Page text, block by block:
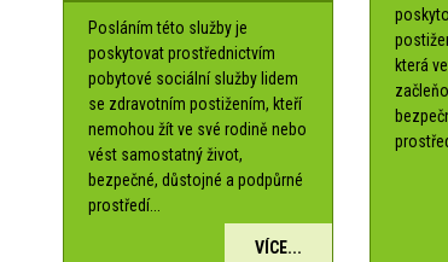
Posláním této služby je
poskytovat prostřednictvím
pobytové sociální služby lidem
se zdravotním postižením, kteří
nemohou žít ve své rodině nebo
vést samostatný život,
bezpečné, důstojné a podpůrné
prostředí...
VÍCE...
která